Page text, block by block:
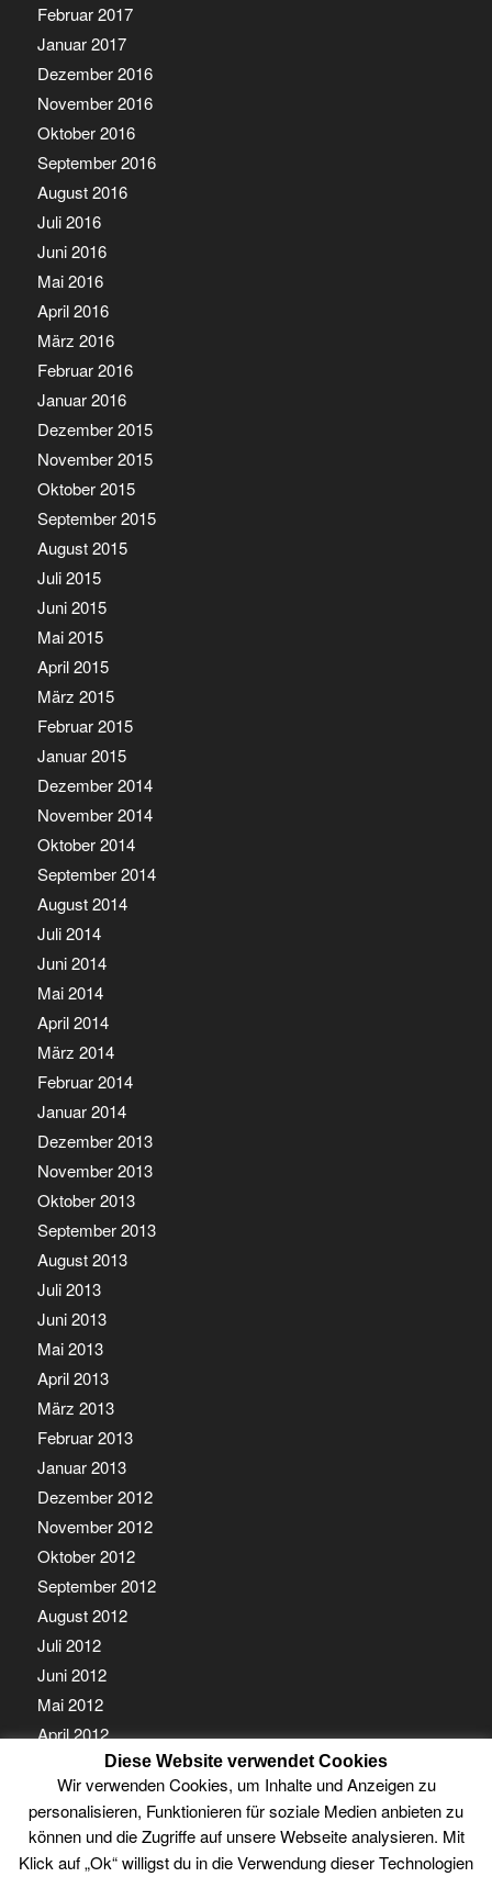
Februar 2017
Januar 2017
Dezember 2016
November 2016
Oktober 2016
September 2016
August 2016
Juli 2016
Juni 2016
Mai 2016
April 2016
März 2016
Februar 2016
Januar 2016
Dezember 2015
November 2015
Oktober 2015
September 2015
August 2015
Juli 2015
Juni 2015
Mai 2015
April 2015
März 2015
Februar 2015
Januar 2015
Dezember 2014
November 2014
Oktober 2014
September 2014
August 2014
Juli 2014
Juni 2014
Mai 2014
April 2014
März 2014
Februar 2014
Januar 2014
Dezember 2013
November 2013
Oktober 2013
September 2013
August 2013
Juli 2013
Juni 2013
Mai 2013
April 2013
März 2013
Februar 2013
Januar 2013
Dezember 2012
November 2012
Oktober 2012
September 2012
August 2012
Juli 2012
Juni 2012
Mai 2012
April 2012
März 2012
Februar 2012
Januar 2012
Diese Website verwendet Cookies
Wir verwenden Cookies, um Inhalte und Anzeigen zu
personalisieren, Funktionieren für soziale Medien anbieten zu
können und die Zugriffe auf unsere Webseite analysieren. Mit
Klick auf „Ok“ willigst du in die Verwendung dieser Technologien